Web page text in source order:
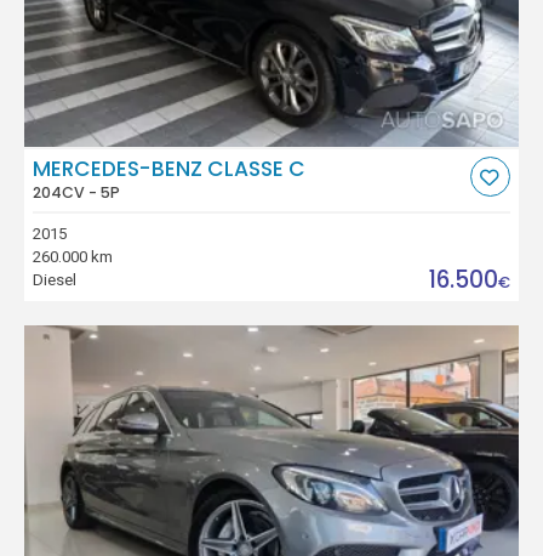
MERCEDES-BENZ CLASSE C
204CV - 5P
2015
260.000 km
Diesel
16.500€